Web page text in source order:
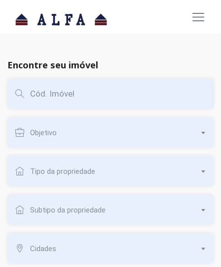
Encontre seu imóvel
Objetivo
Tipo da propriedade
Subtipo da propriedade
Cidades